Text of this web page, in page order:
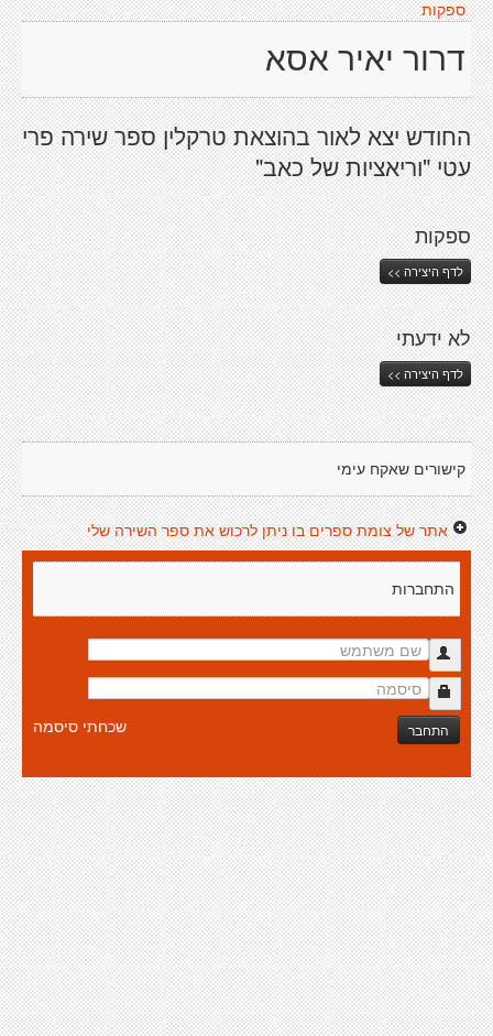
ספקות
דרור יאיר אסא
החודש יצא לאור בהוצאת טרקלין ספר שירה פרי
עטי "וריאציות של כאב"
ספקות
לדף היצירה >>
לא ידעתי
לדף היצירה >>
קישורים שאקח עימי
אתר של צומת ספרים בו ניתן לרכוש את ספר השירה שלי
התחברות
התחבר שכחתי סיסמה